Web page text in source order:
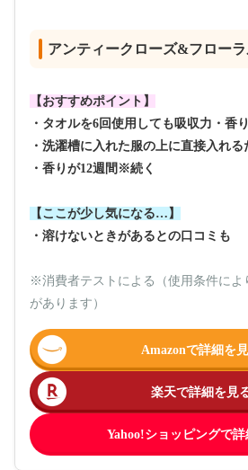
アンティークローズ&フローラ
【おすすめポイント】
・タオルを6回使用しても吸収力・香
・洗濯槽に入れた服の上に直接入れる
・香りが12週間※続く
【ここが少し気になる…】
・溶けないときがあるとの口コミも
※消費者テストによる（使用条件によ
があります）
Amazonで詳細を
楽天で詳細を見
Yahoo!ショッピングで